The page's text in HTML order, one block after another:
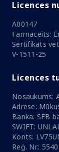
Licences
A00147
Farmaceits:
Sertifikāts
V-1511-25
Licences
Nosaukums:
Adrese:
Banka: SEB
SWIFT:
Konts:
Reģ. Nr.: